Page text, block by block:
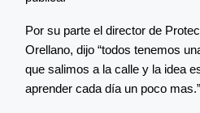
Por su parte el director de
Orellano, dijo “todos tenemos
que salimos a la calle y la idea
aprender cada día un poco mas.”